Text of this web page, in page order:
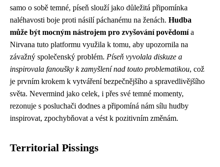
samo o sobě temné, píseň slouží jako důležitá připomínka
naléhavosti boje proti násilí páchanému na ženách. Hudba
může být mocným nástrojem pro zvyšování povědomía
Nirvana tuto platformu využila k tomu, aby upozornila na
závažný společenský problém. Píseň vyvolala diskuze a
inspirovala fanoušky k zamyšlení nad touto problematikou, což
je prvním krokem k vytváření bezpečnějšího a spravedlivějšího
světa. Nevermind jako celek, i přes své temné momenty,
rezonuje s posluchači dodnes a připomíná nám sílu hudby
inspirovat, zpochybňovat a vést k pozitivním změnám.
Territorial Pissings